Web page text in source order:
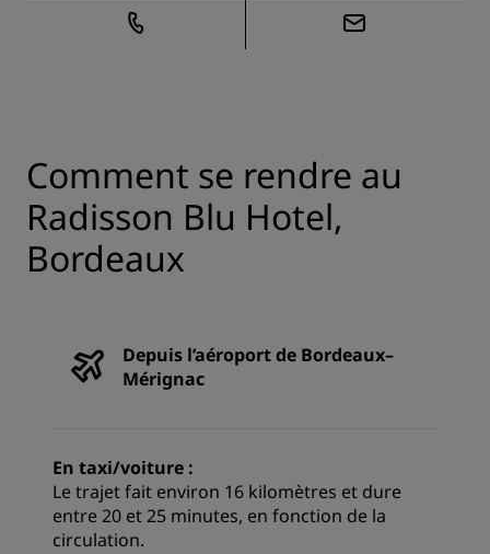
Comment se rendre au
Radisson Blu Hotel,
Bordeaux
Depuis l’aéroport de Bordeaux–
Mérignac
En taxi/voiture :
Le trajet fait environ 16 kilomètres et dure
entre 20 et 25 minutes, en fonction de la
circulation.